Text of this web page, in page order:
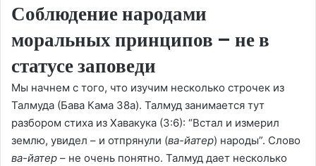
Соблюдение народами
моральных принципов – не в
статусе заповеди
Мы начнем с того, что изучим несколько строчек из
Талмуда (Бава Кама 38а). Талмуд занимается тут
разбором стиха из Хавакука (3:6): “Встал и измерил
землю, увидел – и отпрянули (ва-йатер) народы”. Слово
ва-йатер – не очень понятно. Талмуд дает несколько